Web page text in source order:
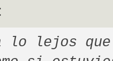
lo lejos